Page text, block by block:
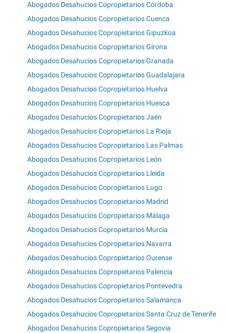
Abogados Desahucios Copropietarios Córdoba
Abogados Desahucios Copropietarios Cuenca
Abogados Desahucios Copropietarios Gipuzkoa
Abogados Desahucios Copropietarios Girona
Abogados Desahucios Copropietarios Granada
Abogados Desahucios Copropietarios Guadalajara
Abogados Desahucios Copropietarios Huelva
Abogados Desahucios Copropietarios Huesca
Abogados Desahucios Copropietarios Jaén
Abogados Desahucios Copropietarios La Rioja
Abogados Desahucios Copropietarios Las Palmas
Abogados Desahucios Copropietarios León
Abogados Desahucios Copropietarios Lleida
Abogados Desahucios Copropietarios Lugo
Abogados Desahucios Copropietarios Madrid
Abogados Desahucios Copropietarios Málaga
Abogados Desahucios Copropietarios Murcia
Abogados Desahucios Copropietarios Navarra
Abogados Desahucios Copropietarios Ourense
Abogados Desahucios Copropietarios Palencia
Abogados Desahucios Copropietarios Pontevedra
Abogados Desahucios Copropietarios Salamanca
Abogados Desahucios Copropietarios Santa Cruz de Tenerife
Abogados Desahucios Copropietarios Segovia